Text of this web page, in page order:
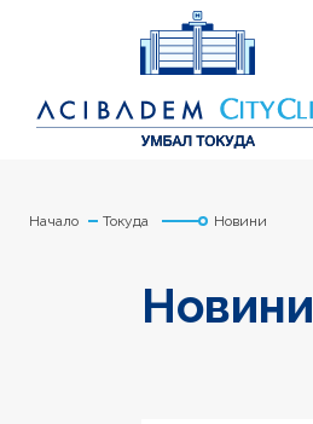
Начало Токуда Новини
Новини